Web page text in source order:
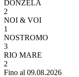
DONZELA
2
NOI & VOI
1
NOSTROMO
3
RIO MARE
2
Fino al 09.08.2026